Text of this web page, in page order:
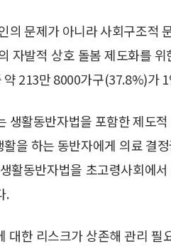
의 문제가 아니라 사회구조적
자발적 상호 돌봄 제도화를
약 213만 8000가구(37.8%)가
생활동반자법을 포함한 제도
을 하는 동반자에게 의료 결
활동반자법을 초고령사회에
.
대한 리스크가 상존해 관리